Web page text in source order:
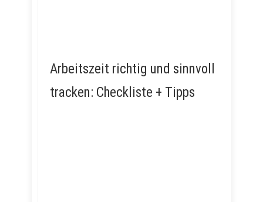
Arbeitszeit richtig und sinnvoll
tracken: Checkliste + Tipps